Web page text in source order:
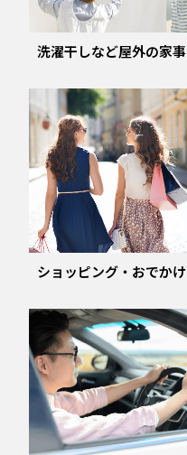
洗濯干しなど屋外の家事
ショッピング・おでかけ